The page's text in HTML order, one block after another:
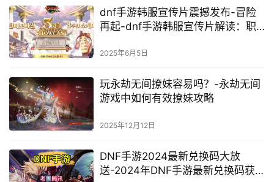
dnf手游韩服宣传片震撼发布-冒险
再起-dnf手游韩服宣传片解读：职
2025年6月5日
玩永劫无间撩妹容易吗？-永劫无间
游戏中如何有效撩妹攻略
2025年12月12日
DNF手游2024最新兑换码大放
送-2024年DNF手游最新兑换码获